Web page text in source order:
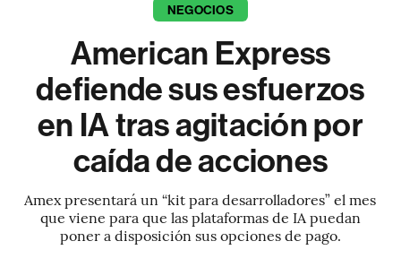
NEGOCIOS
American Express
defiende sus esfuerzos
en IA tras agitación por
caída de acciones
Amex presentará un “kit para desarrolladores” el mes
que viene para que las plataformas de IA puedan
poner a disposición sus opciones de pago.